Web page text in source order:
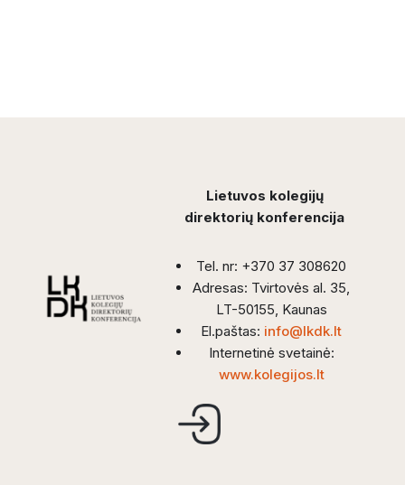
Lietuvos kolegijų
direktorių konferencija
Tel. nr: +370 37 308620
Adresas: Tvirtovės al. 35,
LT-50155, Kaunas
El.paštas: info@lkdk.lt
Internetinė svetainė:
www.kolegijos.lt